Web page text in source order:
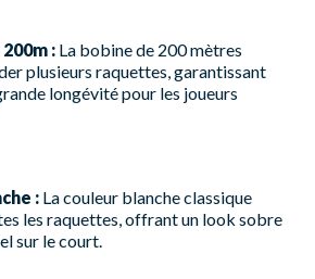
: La bobine de 200 mètres
plusieurs raquettes, garantissant
longévité pour les joueurs
: La couleur blanche classique
les raquettes, offrant un look sobre
sur le court.